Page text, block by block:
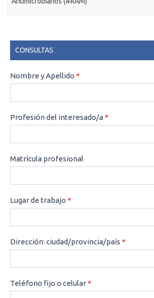
CONSULTAS
CONSULTAS
Nombre y Apellido *
Profesión del interesado/a*
Matrícula profesional
Lugar de trabajo *
Dirección: ciudad/provincia/país *
Teléfono fijo o celular*